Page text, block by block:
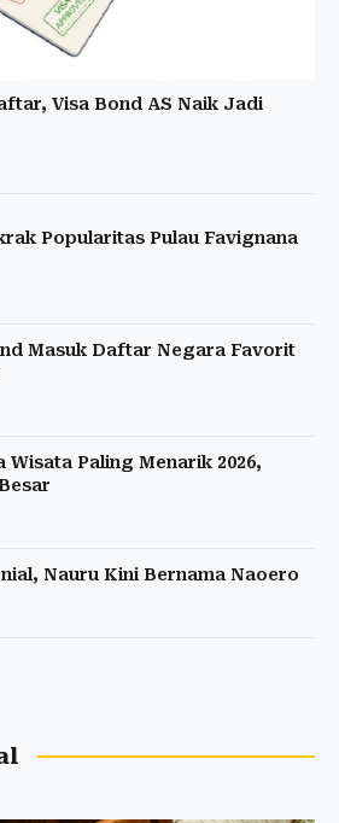
Visa Bond AS Naik Jadi
Popularitas Pulau Favignana
Masuk Daftar Negara Favorit
Paling Menarik 2026,
Nauru Kini Bernama Naoero